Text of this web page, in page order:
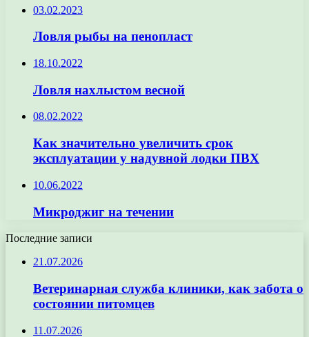
03.02.2023
Ловля рыбы на пенопласт
18.10.2022
Ловля нахлыстом весной
08.02.2022
Как значительно увеличить срок
эксплуатации у надувной лодки ПВХ
10.06.2022
Микроджиг на течении
Последние записи
21.07.2026
Ветеринарная служба клиники, как забота о
состоянии питомцев
11.07.2026